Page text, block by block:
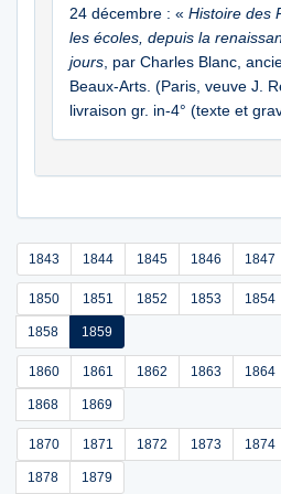
24 décembre : « Histoire des
les écoles, depuis la
jours , par Charles Blanc,
Beaux-Arts. (Paris, veuve J.
livraison gr. in-4° (texte et
1843 1844 1845 1846 1847
1850 1851 1852 1853 1854
1858 1859
1860 1861 1862 1863 1864
1868 1869
1870 1871 1872 1873 1874
1878 1879